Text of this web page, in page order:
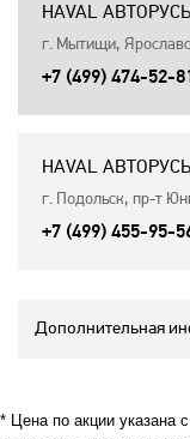
HAVAL
г. Мытищи,
+7 (499) 474-52-81
HAVAL
г. Подольск, пр-т
+7 (499) 455-95-
Дополнительная
* Цена по акции указана